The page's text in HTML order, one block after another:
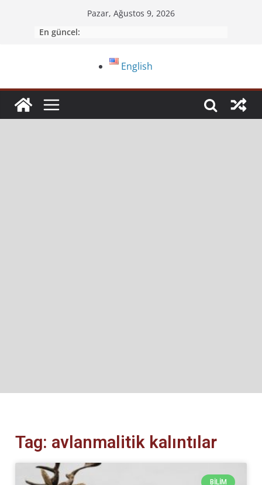
Pazar, Ağustos 9, 2026
En güncel:
English
Tag: avlanmalitik kalıntılar
BILIM